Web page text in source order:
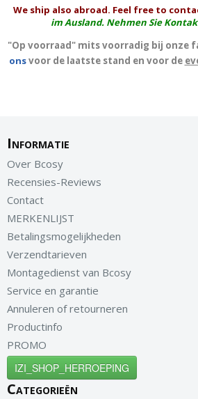
We ship also abroad. Feel free to
im Ausland. Nehmen Sie
"Op voorraad" mits voorradig bij onze
onsvoor de laatste stand en voor de
Informatie
Over Bcosy
Recensies-Reviews
Contact
MERKENLIJST
Betalingsmogelijkheden
Verzendtarieven
Montagedienst van Bcosy
Service en garantie
Annuleren of retourneren
Productinfo
PROMO
IZI_SHOP_HERROEPING
Categorieën